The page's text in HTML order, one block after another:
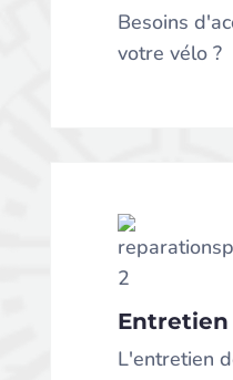
Besoins
votre vélo ?
Entretien
L'entretien
Entretien
fera peau